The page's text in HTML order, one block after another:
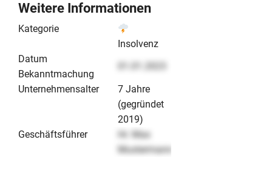
Weitere Informationen
Kategorie
Insolvenz
Datum
Bekanntmachung
Unternehmensalter
7 Jahre
(gegründet
2019)
Geschäftsführer
Hr. Max
Mustermann